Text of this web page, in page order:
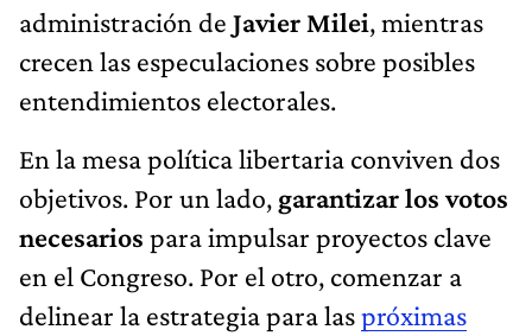
administración de Javier Milei, mientras
crecen las especulaciones sobre posibles
entendimientos electorales.
En la mesa política libertaria conviven dos
objetivos. Por un lado, garantizar los votos
necesarios para impulsar proyectos clave
en el Congreso. Por el otro, comenzar a
delinear la estrategia para laspróximas